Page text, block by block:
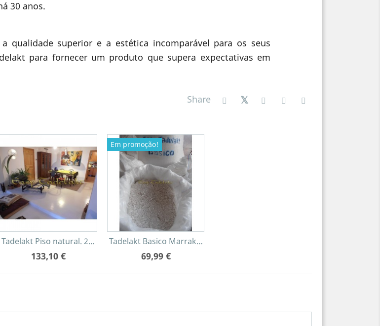
30 anos.
qualidade superior e a estética incomparável para os seus
para fornecer um produto que supera expectativas em
Share
Tadelakt Piso natural. 25Kg
133,10 €
Em promoção!
Tadelakt Basico Marrakech 25Kg.
69,99 €